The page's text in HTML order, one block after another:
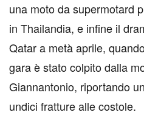
una moto da supermotard
in Thailandia, e infine il
Qatar a metà aprile,
gara è stato colpito dalla
Giannantonio, riportando
undici fratture alle costole.